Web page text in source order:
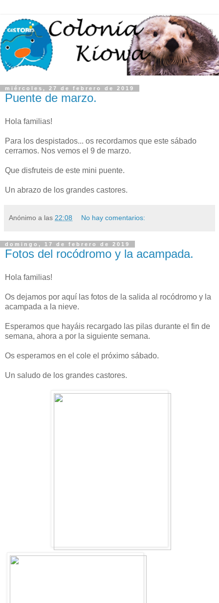
miércoles, 27 de febrero de 2019
Puente de marzo.
Hola familias!
Para los despistados... os recordamos que este sábado
cerramos. Nos vemos el 9 de marzo.
Que disfruteis de este mini puente.
Un abrazo de los grandes castores.
Anónimo a las 22:08 No hay comentarios:
domingo, 17 de febrero de 2019
Fotos del rocódromo y la acampada.
Hola familias!
Os dejamos por aquí las fotos de la salida al rocódromo y la
acampada a la nieve.
Esperamos que hayáis recargado las pilas durante el fin de
semana, ahora a por la siguiente semana.
Os esperamos en el cole el próximo sábado.
Un saludo de los grandes castores.